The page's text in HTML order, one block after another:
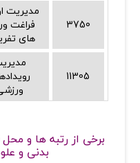
3750
مدیریت
فراغت
های
11305
برخی از رتبه ها و
بدنی و